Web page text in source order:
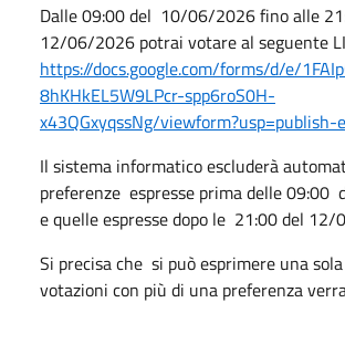
Dalle 09:00 del 10/06/2026 fino alle
12/06/2026 potrai votare al seguente
https://docs.google.com/forms/d/e/
8hKHkEL5W9LPcr-spp6roS0H-
x43QGxyqssNg/viewform?usp=publish-
Il sistema informatico escluderà
preferenze espresse prima delle
e quelle espresse dopo le 21:00 del
Si precisa che si può esprimere una
votazioni con più di una preferenza